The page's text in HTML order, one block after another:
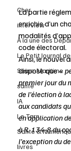
Cher
interview
À la une des
Le Petit Journal
Seine-Maritime
santé
IA
Le Tarn
Santé &
livres
La partie
enrichie d’un
modalités
code électoral.
Ainsi, le nouvel
dispose que «
premier jour du
de l’élection à
aux candidats
en application
à R. 134-8 du
l’exception du